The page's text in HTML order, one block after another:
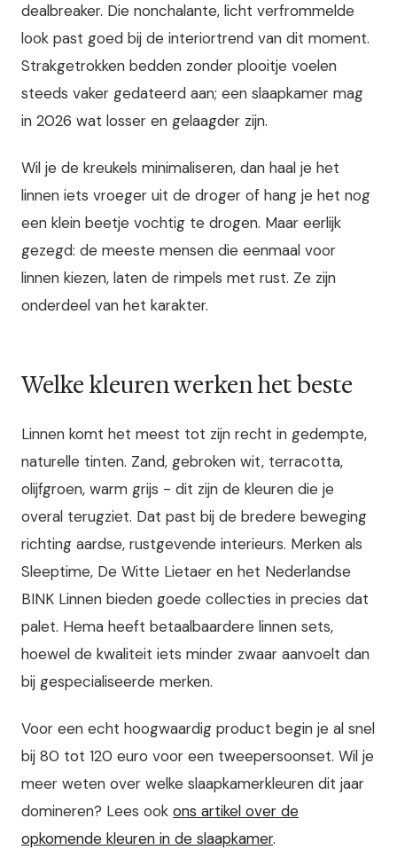
dealbreaker. Die nonchalante, licht verfrommelde
look past goed bij de interiortrend van dit moment.
Strakgetrokken bedden zonder plooitje voelen
steeds vaker gedateerd aan; een slaapkamer mag
in 2026 wat losser en gelaagder zijn.
Wil je de kreukels minimaliseren, dan haal je het
linnen iets vroeger uit de droger of hang je het nog
een klein beetje vochtig te drogen. Maar eerlijk
gezegd: de meeste mensen die eenmaal voor
linnen kiezen, laten de rimpels met rust. Ze zijn
onderdeel van het karakter.
Welke kleuren werken het beste
Linnen komt het meest tot zijn recht in gedempte,
naturelle tinten. Zand, gebroken wit, terracotta,
olijfgroen, warm grijs - dit zijn de kleuren die je
overal terugziet. Dat past bij de bredere beweging
richting aardse, rustgevende interieurs. Merken als
Sleeptime, De Witte Lietaer en het Nederlandse
BINK Linnen bieden goede collecties in precies dat
palet. Hema heeft betaalbaardere linnen sets,
hoewel de kwaliteit iets minder zwaar aanvoelt dan
bij gespecialiseerde merken.
Voor een echt hoogwaardig product begin je al snel
bij 80 tot 120 euro voor een tweepersoonset. Wil je
meer weten over welke slaapkamerkleuren dit jaar
domineren? Lees ook ons artikel over de
opkomende kleuren in de slaapkamer.